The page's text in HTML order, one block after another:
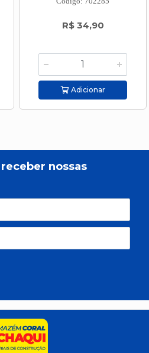
R$ 34,90
Adicionar
nossas